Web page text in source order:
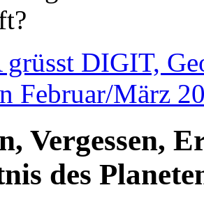
DIGIT,
Februar/März
Vergessen,
des